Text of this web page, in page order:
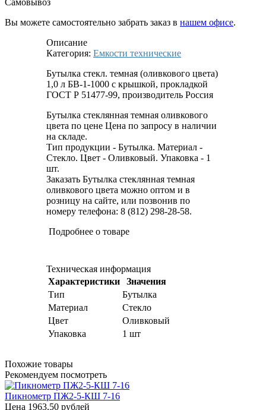
Самовывоз
Вы можете самостоятельно забрать заказ в нашем офисе.
Описание
Категория: Емкости технические
Бутылка стекл. темная (оливкового цвета)
1,0 л БВ-1-1000 с крышкой, прокладкой
ГОСТ Р 51477-99, производитель Россия
Бутылка стеклянная темная оливкового
цвета по цене Цена по запросу в наличии
на складе.
Тип продукции - Бутылка. Материал -
Стекло. Цвет - Оливковый. Упаковка - 1
шт.
Заказать Бутылка стеклянная темная
оливкового цвета можно оптом и в
розницу на сайте, или позвонив по
номеру телефона: 8 (812) 298-28-58.
Подробнее о товаре
Техническая информация
Характеристики
Значения
Тип
Бутылка
Материал
Стекло
Цвет
Оливковый
Упаковка
1 шт
Похожие товары
Рекомендуем посмотреть
Пикнометр ПЖ2-5-КШ 7-16
Цена 1963,50 рублей